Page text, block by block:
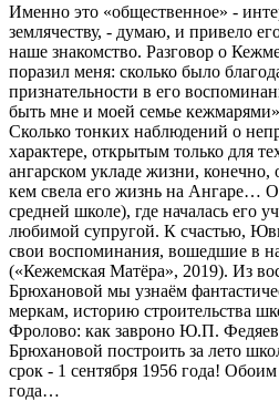
Именно это «общественное» -
землячеству, - думаю, и привело
наше знакомство. Разговор о
поразил меня: сколько было
признательности в его
быть мне и моей семье
Сколько тонких наблюдений о
характере, открытым только для
ангарском укладе жизни,
кем свела его жизнь на
средней школе), где началась его
любимой супругой. К счастью,
свои воспоминания, вошедшие в
(«Кежемская Матёра», 2019). Из
Брюхановой мы узнаём
меркам, историю строительства
Фролово: как завроно Ю.П.
Брюхановой построить за лето
срок - 1 сентября 1956 года!
года…